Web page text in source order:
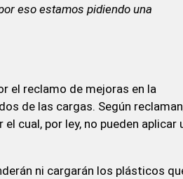
eso estamos pidiendo una
el reclamo de mejoras en la
de las cargas. Según
cual, por ley, no pueden aplicar
ni cargarán los plásticos